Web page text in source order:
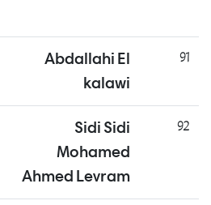
91
Abdallahi El
kalawi
92
Sidi Sidi
Mohamed
Ahmed Levram